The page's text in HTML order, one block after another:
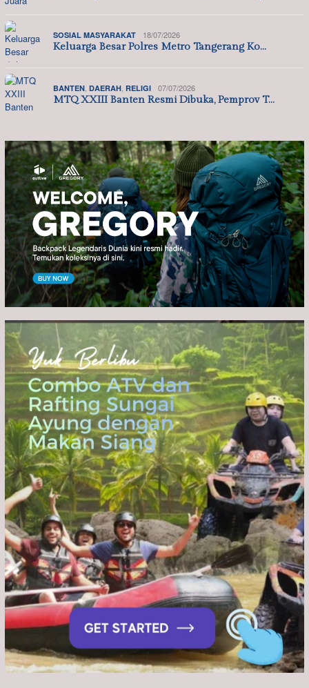
SOSIAL MASYARAKAT 18/07/2026
Keluarga Besar Polres Metro Tangerang Ko…
BANTEN DAERAH RELIGI 07/07/2026
MTQ XXIII Banten Resmi Dibuka, Pemprov T…